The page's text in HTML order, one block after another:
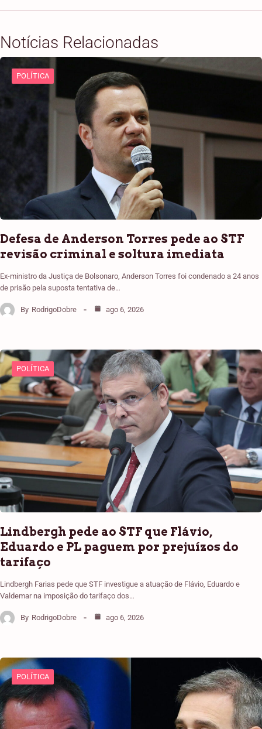
Notícias Relacionadas
POLÍTICA
Defesa de Anderson Torres pede ao STF
revisão criminal e soltura imediata
Ex-ministro da Justiça de Bolsonaro, Anderson Torres foi condenado a 24 anos
de prisão pela suposta tentativa de…
By RodrigoDobre ago 6, 2026
POLÍTICA
Lindbergh pede ao STF que Flávio,
Eduardo e PL paguem por prejuízos do
tarifaço
Lindbergh Farias pede que STF investigue a atuação de Flávio, Eduardo e
Valdemar na imposição do tarifaço dos…
By RodrigoDobre ago 6, 2026
POLÍTICA